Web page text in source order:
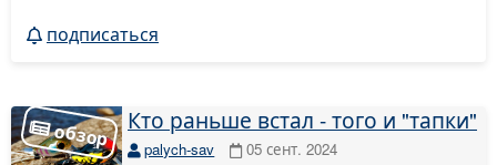
подписаться
Кто раньше встал - того и "тапки"
palych-sav
05 сент. 2024